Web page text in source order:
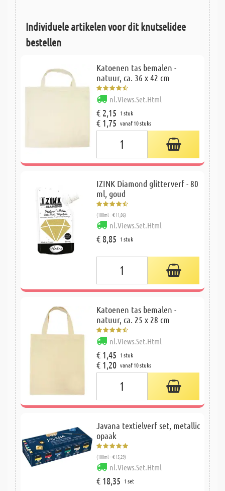
Individuele artikelen voor dit knutselidee
bestellen
Katoenen tas bemalen -
natuur, ca. 36 x 42 cm
nl.Views.Set.Html
€ 2,15 1 stuk
€ 1,75 vanaf 10 stuks
IZINK Diamond glitterverf - 80
ml, goud
(100ml = € 11,06)
nl.Views.Set.Html
€ 8,85 1 stuk
Katoenen tas bemalen -
natuur, ca. 25 x 28 cm
nl.Views.Set.Html
€ 1,45 1 stuk
€ 1,20 vanaf 10 stuks
Javana textielverf set, metallic
opaak
(100ml = € 15,29)
nl.Views.Set.Html
€ 18,35 1 set